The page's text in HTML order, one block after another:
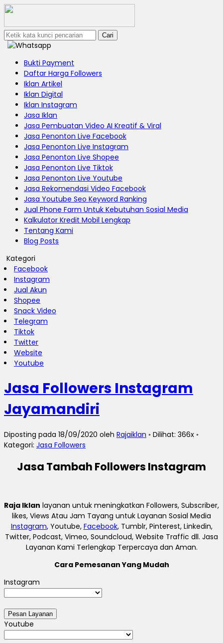
Cari
Bukti Payment
Daftar Harga Followers
Iklan Artikel
Iklan Digital
Iklan Instagram
Jasa Iklan
Jasa Pembuatan Video AI Kreatif & Viral
Jasa Penonton Live Facebook
Jasa Penonton Live Instagram
Jasa Penonton Live Shopee
Jasa Penonton Live Tiktok
Jasa Penonton Live Youtube
Jasa Rekomendasi Video Facebook
Jasa Youtube Seo Keyword Ranking
Jual Phone Farm Untuk Kebutuhan Sosial Media
Kalkulator Kredit Mobil Lengkap
Tentang Kami
Blog Posts
Kategori
Facebook
Instagram
Jual Akun
Shopee
Snack Video
Telegram
Tiktok
Twitter
Website
Youtube
Jasa Followers Instagram
Jayamandiri
Diposting pada 18/09/2020 oleh Rajaiklan ◦ Dilihat: 366x ◦
Kategori: Jasa Followers
Jasa Tambah Followers Instagram
Raja Iklan layanan untuk meningkatkan Followers, Subscriber,
likes, Views Atau Jam Tayang untuk Layanan Sosial Media
Instagram, Youtube, Facebook, Tumblr, Pinterest, Linkedin,
Twitter, Podcast, Vimeo, Soundcloud, Website Traffic dll. Jasa
Layanan Kami Terlengkap Terpercaya dan Aman.
Cara Pemesanan Yang Mudah
Instagram
Youtube